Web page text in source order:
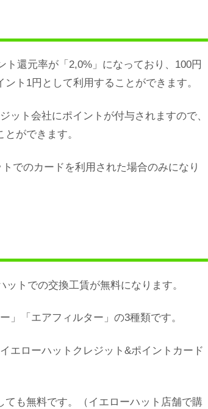
還元率が「2,0%」になっており、100円
ト1円として利用することができます。
ット会社にポイントが付与されますので、
ができます。
でのカードを利用された場合のみになり
トでの交換工賃が無料になります。
」「エアフィルター」の3種類です。
エローハットクレジット&ポイントカード
も無料です。（イエローハット店舗で購